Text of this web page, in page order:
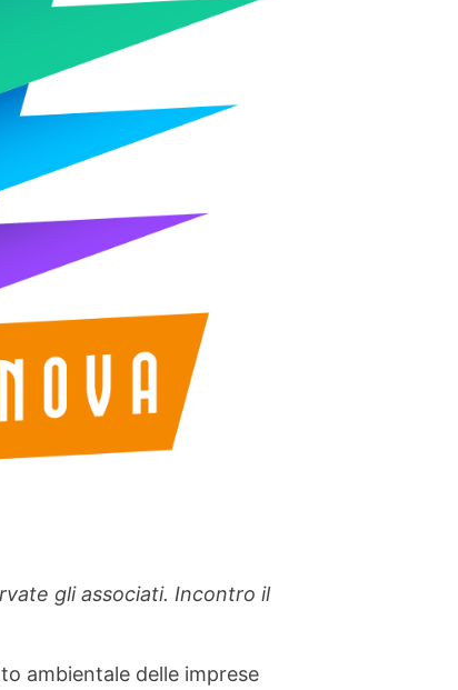
gli associati. Incontro il
ambientale delle imprese